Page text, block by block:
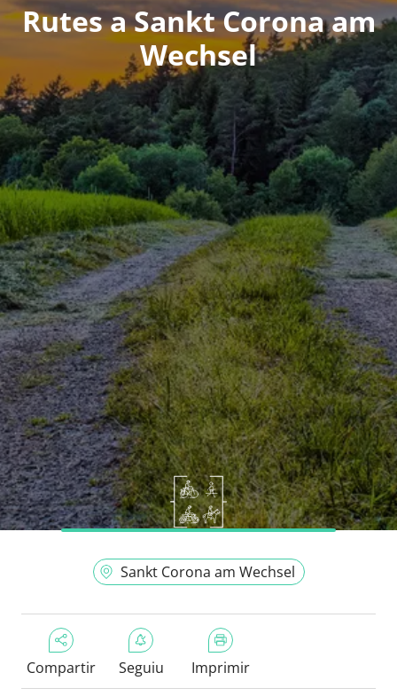
Rutes a Sankt Corona am
Wechsel
Sankt Corona am Wechsel
Compartir Seguiu Imprimir